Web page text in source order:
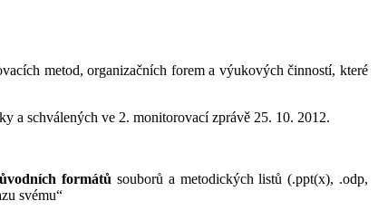
metod, organizačních forem a výukových činností, které
a schválených ve 2. monitorovací zprávě 25. 10. 2012.
formátů souborů a metodických listů (.ppt(x), .odp,
svému“